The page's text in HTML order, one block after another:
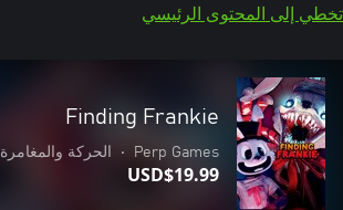
تخطي إلى المحتوى الرئيسي
Finding Frankie
Perp Games
• الحركة والمغامرة
USD$19.99